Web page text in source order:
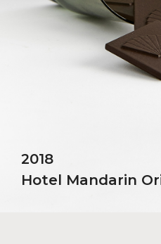
2018
Hotel Mandarin